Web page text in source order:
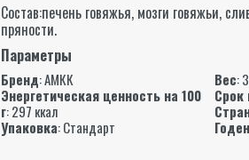
Состав:печень говяжья, мозги говяжьи,
пряности.
Параметры
Бренд:АМКК Вес:
Энергетическая ценность на 100
г: 297 ккал
Срок
Упаковка: Стандарт